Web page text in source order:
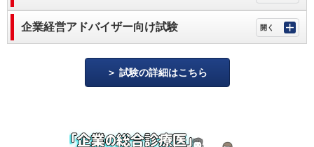
企業経営アドバイザー向け試験
試験の詳細はこちら